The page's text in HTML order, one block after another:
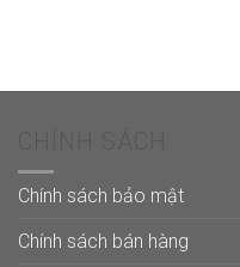
Chính sách bảo mật
Chính sách bán hàng